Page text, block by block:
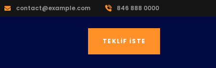
contact@example.com 846 888 0000
TEKLIF İSTE